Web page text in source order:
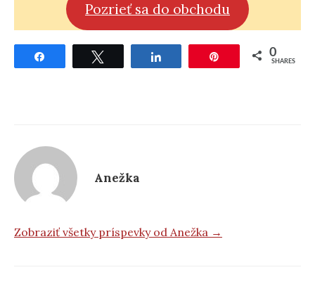
Pozrieť sa do obchodu
0
SHARES
Anežka
Zobraziť všetky príspevky od Anežka →